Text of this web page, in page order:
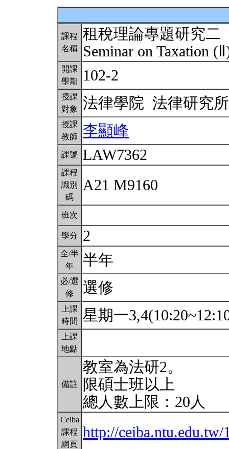
課程
名稱
租稅理論專題研究二
Seminar on Taxation
開課
學期
102-2
授課
對象
法律學院 法律研究
授課
教師
李顯峰
課號 LAW7362
課程
識別
碼
A21 M9160
班次
學分 2
全/半
年
半年
必/選
修
選修
上課
時間
星期一
上課
地點
備註
教室為法研2。
限碩士班以上
總人數上限：20人
Ceiba
課程
網頁
http://